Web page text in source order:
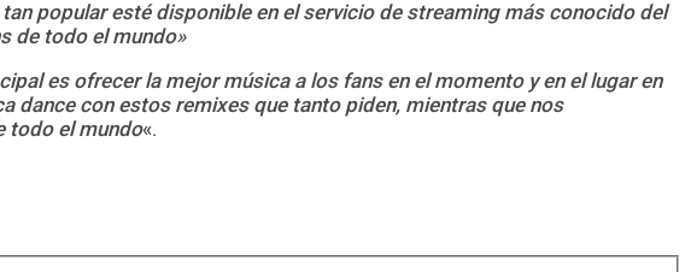
popular esté disponible en el servicio de streaming más conocido del
de todo el mundo»
es ofrecer la mejor música a los fans en el momento y en el lugar en
dance con estos remixes que tanto piden, mientras que nos
todo el mundo«.